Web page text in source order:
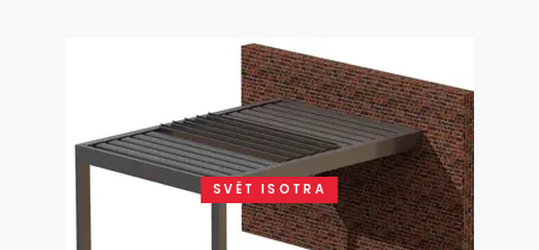
SVĚT ISOTRA